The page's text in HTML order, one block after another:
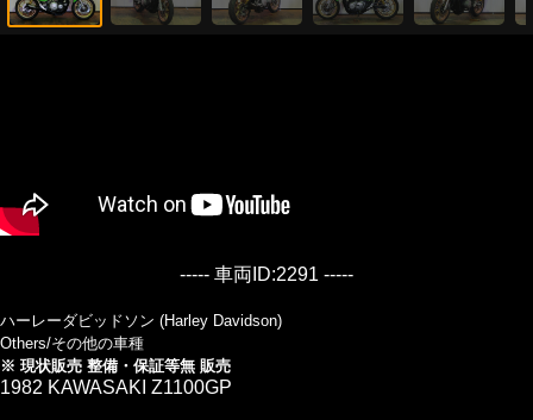
----- 車両ID:2291 -----
ハーレーダビッドソン (Harley Davidson)
Others/その他の車種
※ 現状販売 整備・保証等無 販売
1982 KAWASAKI Z1100GP